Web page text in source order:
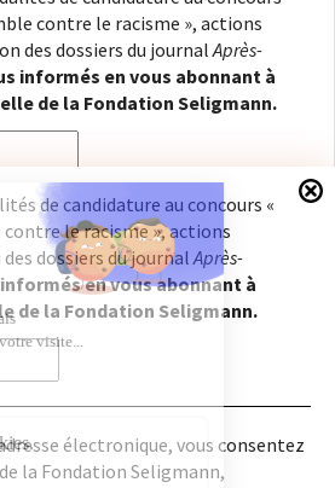
contre le racisme », actions
des dossiers du journalAprès-
informés en vous abonnant à
de la Fondation Seligmann.
adresse électronique, vous
l'infolettre de la Fondation
à notrepolitique de
sera possible de vous
|Mentions légales|Crédits
de candidature au concours «
le racisme », actions
dossiers du journalAprès-
en vous abonnant à
de la Fondation Seligmann.
électronique, vous consentez
la Fondation Seligmann,